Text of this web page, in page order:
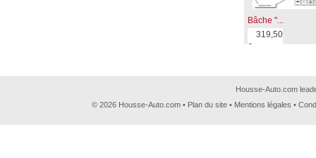
Bâche "...
319,50
€
Housse-Auto.com
© 2026 Housse-Auto.com • Plan du site • Mentions légales •